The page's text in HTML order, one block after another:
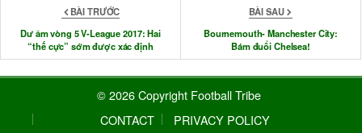
BÀI TRƯỚC
Dư âm vòng 5 V-League 2017: Hai
“thế cực” sớm được xác định
BÀI SAU
Bournemouth- Manchester City:
Bám đuổi Chelsea!
© 2026 Copyright Football Tribe
CONTACT
PRIVACY POLICY